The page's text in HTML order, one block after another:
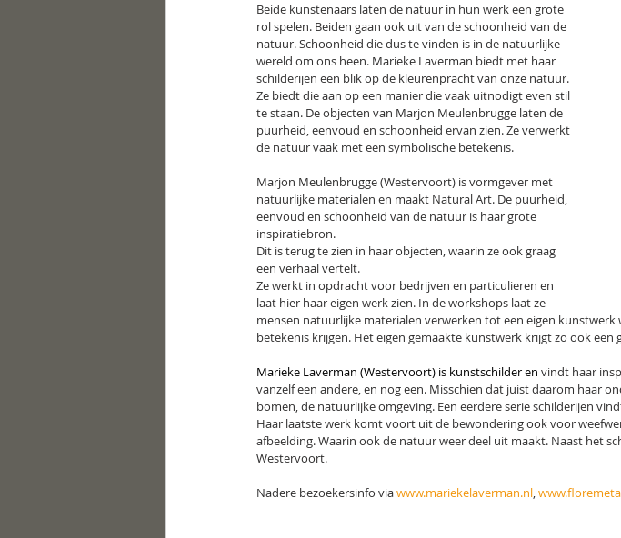
Beide kunstenaars laten de natuur in hun werk een grote
rol spelen. Beiden gaan ook uit van de schoonheid van de
natuur. Schoonheid die dus te vinden is in de natuurlijke
wereld om ons heen. Marieke Laverman biedt met haar
schilderijen een blik op de kleurenpracht van onze natuur.
Ze biedt die aan op een manier die vaak uitnodigt even stil
te staan. De objecten van Marjon Meulenbrugge laten de
puurheid, eenvoud en schoonheid ervan zien. Ze verwerkt
de natuur vaak met een symbolische betekenis.
Marjon Meulenbrugge (Westervoort) is vormgever met
natuurlijke materialen en maakt Natural Art. De puurheid,
eenvoud en schoonheid van de natuur is haar grote
inspiratiebron.
Dit is terug te zien in haar objecten, waarin ze ook graag
een verhaal vertelt.
Ze werkt in opdracht voor bedrijven en particulieren en
laat hier haar eigen werk zien. In de workshops laat ze
mensen natuurlijke materialen verwerken tot een eigen
betekenis krijgen. Het eigen gemaakte kunstwerk krijgt zo ook een
Marieke Laverman (Westervoort) is kunstschilder en vindt haar
vanzelf een andere, en nog een. Misschien dat juist daarom haar
bomen, de natuurlijke omgeving. Een eerdere serie schilderijen
Haar laatste werk komt voort uit de bewondering ook voor
afbeelding. Waarin ook de natuur weer deel uit maakt. Naast het
Westervoort.
Nadere bezoekersinfo via www.mariekelaverman.nl,